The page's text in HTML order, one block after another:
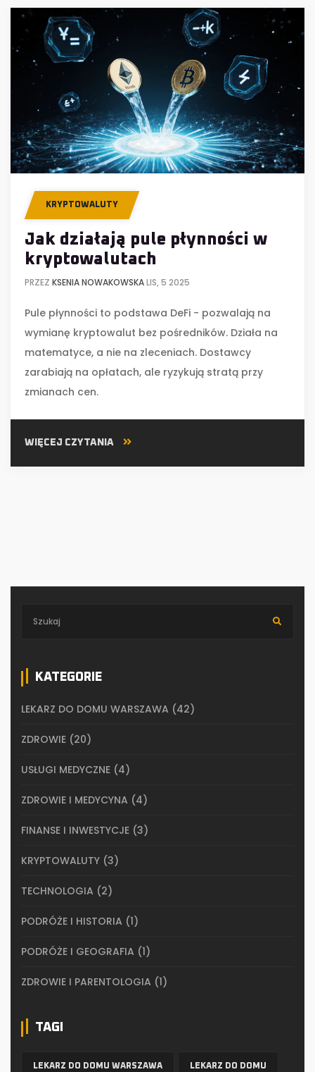
KRYPTOWALUTY
Jak działają pule płynności w
kryptowalutach
PRZEZ KSENIA NOWAKOWSKALIS, 5 2025
Pule płynności to podstawa DeFi - pozwalają na
wymianę kryptowalut bez pośredników. Działa na
matematyce, a nie na zleceniach. Dostawcy
zarabiają na opłatach, ale ryzykują stratą przy
zmianach cen.
WIĘCEJ CZYTANIA
KATEGORIE
LEKARZ DO DOMU WARSZAWA (42)
ZDROWIE (20)
USŁUGI MEDYCZNE (4)
ZDROWIE I MEDYCYNA (4)
FINANSE I INWESTYCJE (3)
KRYPTOWALUTY (3)
TECHNOLOGIA (2)
PODRÓŻE I HISTORIA (1)
PODRÓŻE I GEOGRAFIA (1)
ZDROWIE I PARENTOLOGIA (1)
TAGI
LEKARZ DO DOMU WARSZAWA LEKARZ DO DOMU